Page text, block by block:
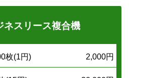
ネスリース複合機
枚(1円) 2,000円